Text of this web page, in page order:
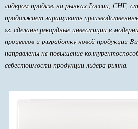
лидером продаж на рынках России, СНГ,
продолжает наращивать
гг. сделаны рекордные инвестиции в
процессов и разработку новой продукции
направлены на повышение
себестоимости продукции лидера рынка.